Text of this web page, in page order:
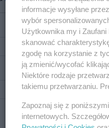
informacje wysyłane
wybór
Użytkownika my i
skanować
zgodę na korzystanie z
ją zmienić/wycofać
Niektóre rodzaje
takiemu przetwarzaniu.
Zapoznaj się z
internetowych.